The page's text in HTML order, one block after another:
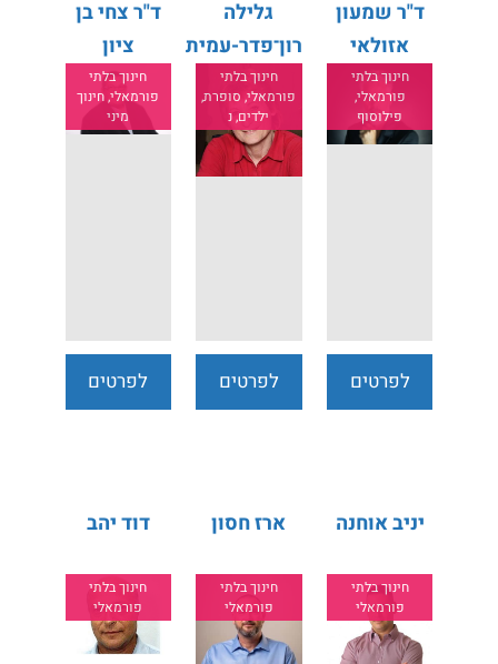
ד"ר שמעון
אזולאי
חינוך בלתי
פורמאלי,
פילוסוף
לפרטים
גלילה
רון־פדר-עמית
חינוך בלתי
פורמאלי, סופרת,
ילדים, נ
לפרטים
ד"ר צחי בן
ציון
חינוך בלתי
פורמאלי, חינוך
מיני
לפרטים
יניב אוחנה
חינוך בלתי
פורמאלי
ארז חסון
חינוך בלתי
פורמאלי
דוד יהב
חינוך בלתי
פורמאלי